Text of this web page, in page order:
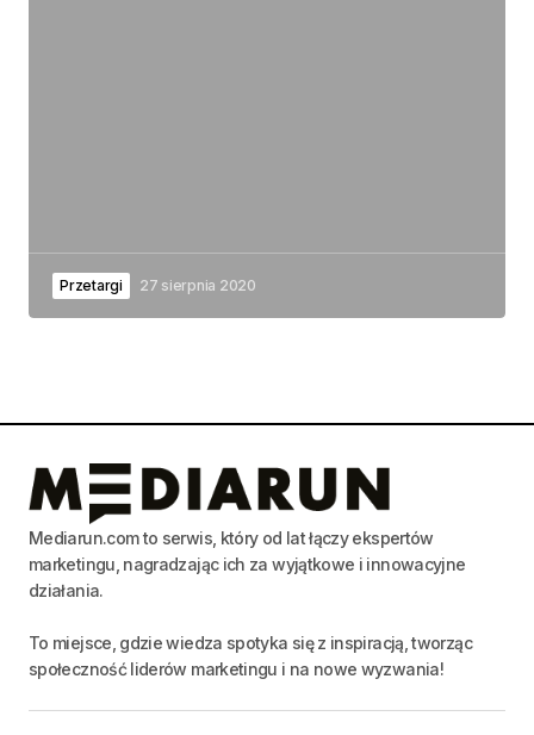
Przetargi 27 sierpnia 2020
Mediarun.com to serwis, który od lat łączy ekspertów
marketingu, nagradzając ich za wyjątkowe i innowacyjne
działania.
To miejsce, gdzie wiedza spotyka się z inspiracją, tworząc
społeczność liderów marketingu i na nowe wyzwania!